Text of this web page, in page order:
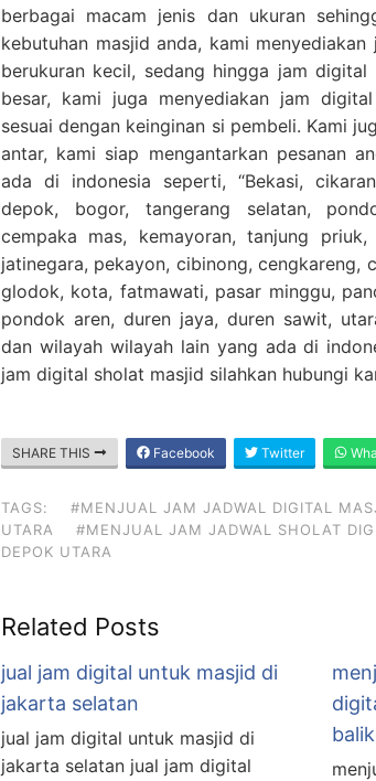
berbagai macam jenis dan ukuran
kebutuhan masjid anda, kami
berukuran kecil, sedang hingga jam
besar, kami juga menyediakan jam
sesuai dengan keinginan si pembeli. Kami
antar, kami siap mengantarkan pesanan
ada di indonesia seperti, “Bekasi,
depok, bogor, tangerang selatan,
cempaka mas, kemayoran, tanjung
jatinegara, pekayon, cibinong, cengkareng,
glodok, kota, fatmawati, pasar minggu,
pondok aren, duren jaya, duren sawit,
dan wilayah wilayah lain yang ada di
jam digital sholat masjid silahkan hubungi
SHARE THIS Facebook Twitter
TAGS:
#MENJUAL JAM JADWAL DIGITAL
UTARA
#MENJUAL JAM JADWAL SHOLAT
DEPOK UTARA
Related Posts
jual jam digital untuk masjid di
jakarta selatan
jual jam digital untuk masjid di
jakarta selatan jual jam digital